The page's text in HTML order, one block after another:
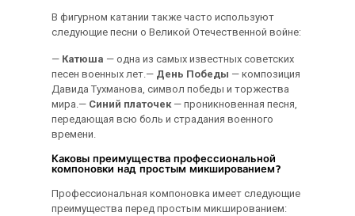
В фигурном катании также часто используют
следующие песни о Великой Отечественной войне:
— Катюша — одна из самых известных советских
песен военных лет.— День Победы — композиция
Давида Тухманова, символ победы и торжества
мира.— Синий платочек— проникновенная песня,
передающая всю боль и страдания военного
времени.
Каковы преимущества профессиональной
компоновки над простым микшированием?
Профессиональная компоновка имеет следующие
преимущества перед простым микшированием: